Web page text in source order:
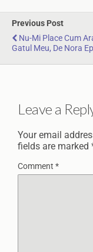
Previous Post
Nu-Mi Place Cum
Gatul Meu, De Nora
Leave a
Your email
fields are marked
Comment *